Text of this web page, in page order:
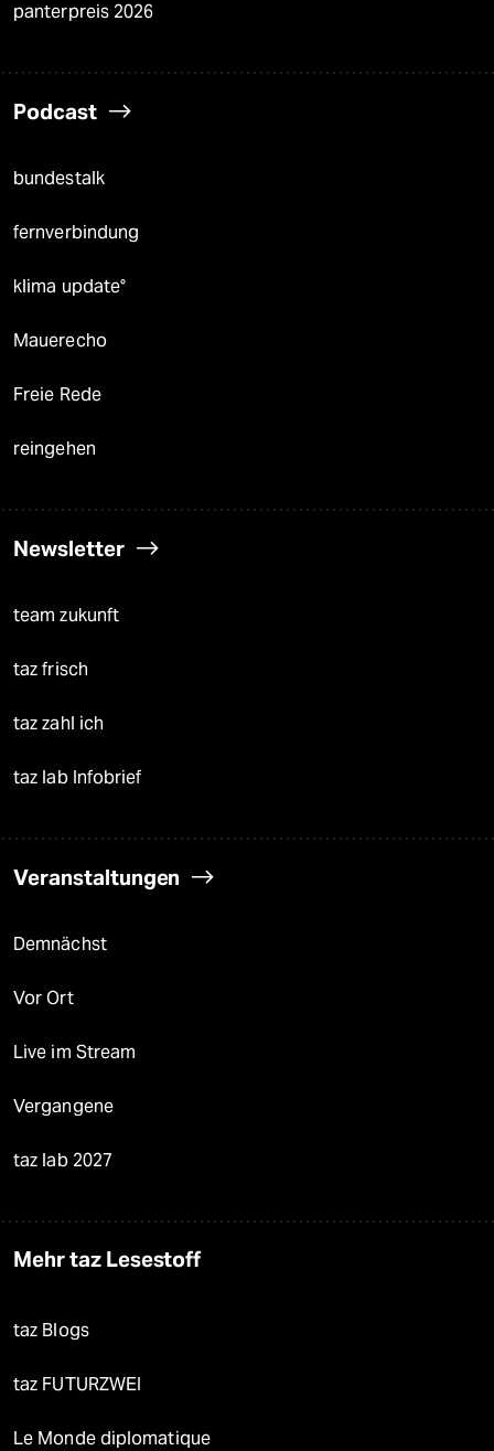
panterpreis 2026
Podcast
bundestalk
fernverbindung
klima update°
Mauerecho
Freie Rede
reingehen
Newsletter
team zukunft
taz frisch
taz zahl ich
taz lab Infobrief
Veranstaltungen
Demnächst
Vor Ort
Live im Stream
Vergangene
taz lab 2027
Mehr taz Lesestoff
taz Blogs
taz FUTURZWEI
Le Monde diplomatique